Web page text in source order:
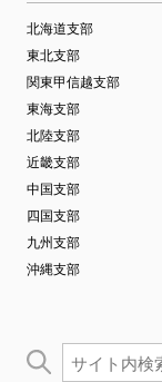
北海道支部
東北支部
関東甲信越支部
東海支部
北陸支部
近畿支部
中国支部
四国支部
九州支部
沖縄支部